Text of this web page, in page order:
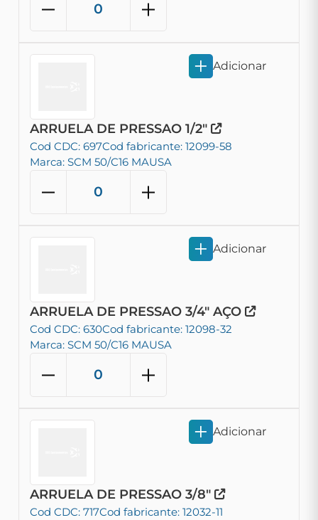
ARRUELA DE PRESSAO 1/2"
Cod CDC: 697Cod fabricante: 12099-58
Marca: SCM 50/C16 MAUSA
Adicionar
ARRUELA DE PRESSAO 3/4" AÇO
Cod CDC: 630Cod fabricante: 12098-32
Marca: SCM 50/C16 MAUSA
Adicionar
ARRUELA DE PRESSAO 3/8"
Cod CDC: 717Cod fabricante: 12032-11
Adicionar